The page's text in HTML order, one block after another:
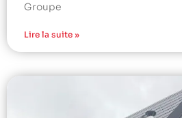
Groupe
Lire la suite »